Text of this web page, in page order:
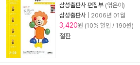
삼성출판사 편집부 (엮은이)
삼성출판사
2006년 01월
3,420원 (10% 할인 / 190원)
절판